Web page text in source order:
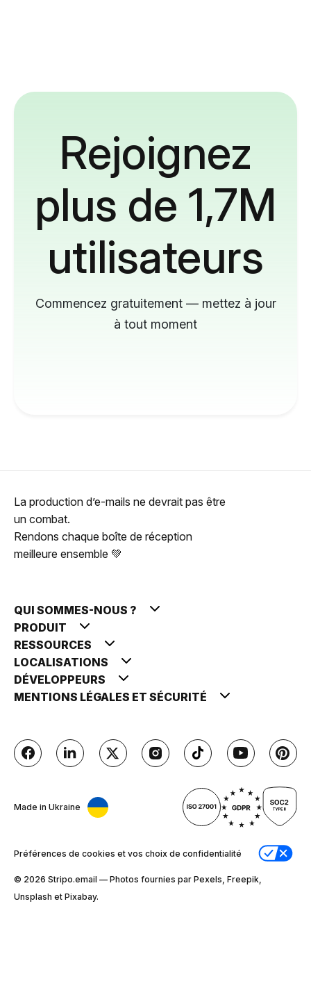
Rejoignez
plus de 1,7M
utilisateurs
Commencez gratuitement — mettez à jour
à tout moment
La production d’e-mails ne devrait pas être
un combat.
Rendons chaque boîte de réception
meilleure ensemble 💚
QUI SOMMES-NOUS ?
PRODUIT
RESSOURCES
LOCALISATIONS
DÉVELOPPEURS
MENTIONS LÉGALES ET SÉCURITÉ
Made in Ukraine
Préférences de cookies et vos choix de confidentialité
© 2026 Stripо.email — Photos fournies par Pexels, Freepik,
Unsplash et Pixabay.